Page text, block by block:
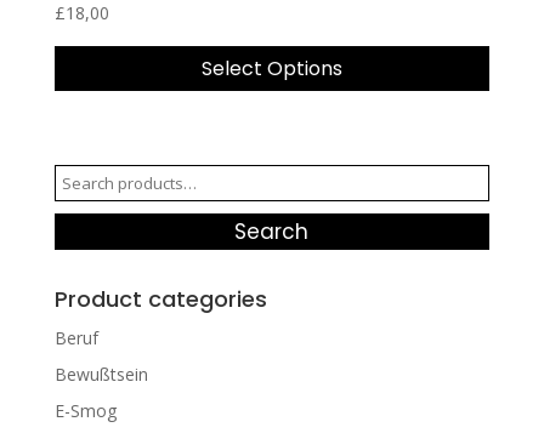
£18,00
Select Options
Search
for:
Search
Product categories
Beruf
Bewußtsein
E-Smog